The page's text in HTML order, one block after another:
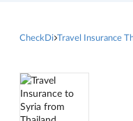
CheckDi Travel Insurance